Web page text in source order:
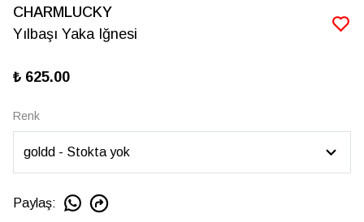
CHARMLUCKY
Yılbaşı Yaka Iğnesi
₺ 625.00
Renk
Paylaş: